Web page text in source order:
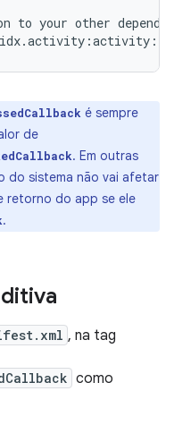
to your other
é sempre
de
. Em outras
do sistema não vai afetar
retorno do app se ele
.
, na tag
como